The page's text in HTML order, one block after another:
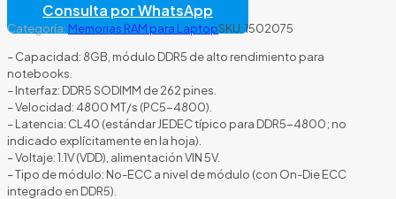
AD5S48008G-
DDR5
4800MHZ
CL40
1.1V
NEGRO
cantidad
Consulta por WhatsApp
Categoría: Memorias RAM para LaptopSKU:1502075
– Capacidad: 8GB, módulo DDR5 de alto rendimiento para
notebooks.
– Interfaz: DDR5 SODIMM de 262 pines.
– Velocidad: 4800 MT/s (PC5-4800).
– Latencia: CL40 (estándar JEDEC típico para DDR5-4800; no
indicado explícitamente en la hoja).
– Voltaje: 1.1V (VDD), alimentación VIN 5V.
– Tipo de módulo: No-ECC a nivel de módulo (con On-Die ECC
integrado en DDR5).